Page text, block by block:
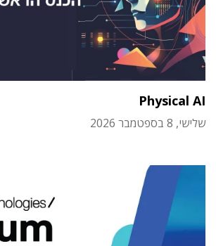
Physical AI
שלישי, 8 בספטמבר 2026